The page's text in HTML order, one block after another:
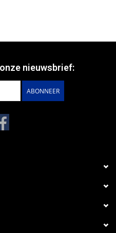
nieuwsbrief:
ABONNEER